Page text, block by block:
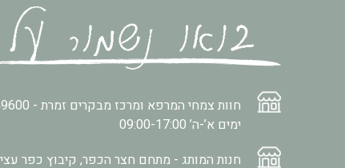
חוות צמחי המרפא ומרכז מבקרים זמרת -
ימים א’-ה’ 09:00-17:00
חנות המותג - מתחם חצר הכפר, קיבוץ כפר